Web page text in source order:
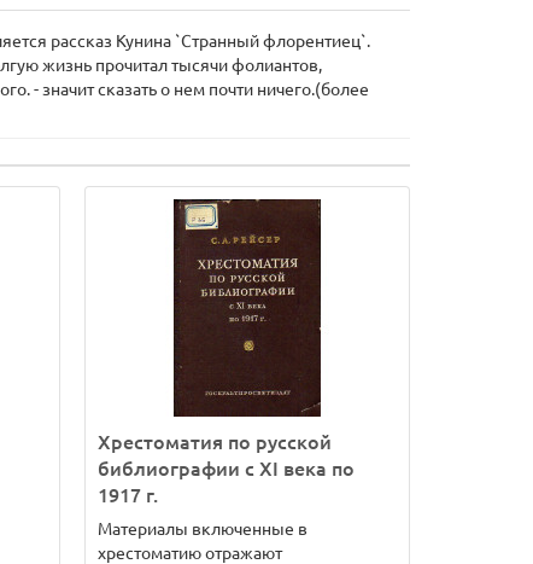
рассказ Кунина `Странный флорентиец`.
жизнь прочитал тысячи фолиантов,
- значит сказать о нем почти ничего.(более
Хрестоматия по русской
библиографии с XI века по
1917 г.
Материалы включенные в
хрестоматию отражают